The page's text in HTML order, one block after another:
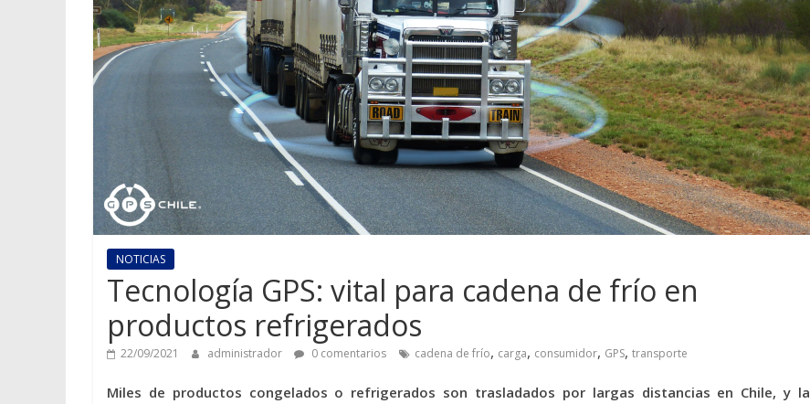
NOTICIAS
Tecnología GPS: vital para cadena de frío en
productos refrigerados
22/09/2021 administrador 0 comentarios cadena de frío, carga, consumidor, GPS, transporte
Miles de productos congelados o refrigerados son trasladados por largas distancias en Chile, y la